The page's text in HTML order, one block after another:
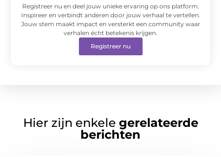
Registreer nu en deel jouw unieke ervaring op ons platform.
Inspireer en verbindt anderen door jouw verhaal te vertellen.
Jouw stem maakt impact en versterkt een community waar
verhalen écht betekenis krijgen.
Registreer nu
Hier zijn enkele gerelateerde
berichten